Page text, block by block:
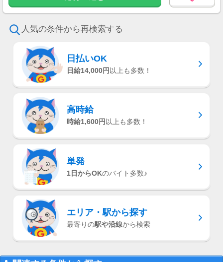
人気の条件から再検索する
日払いOK
日給14,000円 以上も多数！
高時給
時給1,600円 以上も多数！
単発
1日からOKのバイト多数♪
エリア・駅から探す
最寄りの駅や沿線から検索